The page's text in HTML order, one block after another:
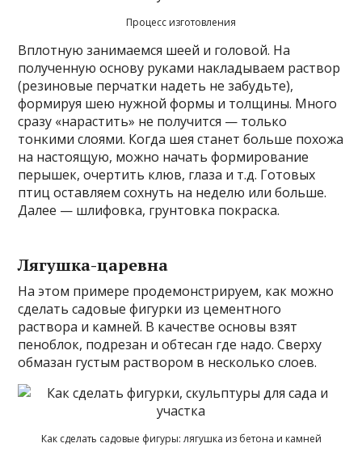
Процесс изготовления
Вплотную занимаемся шеей и головой. На
полученную основу руками накладываем раствор
(резиновые перчатки надеть не забудьте),
формируя шею нужной формы и толщины. Много
сразу «нарастить» не получится — только
тонкими слоями. Когда шея станет больше похожа
на настоящую, можно начать формирование
перышек, очертить клюв, глаза и т.д. Готовых
птиц оставляем сохнуть на неделю или больше.
Далее — шлифовка, грунтовка покраска.
Лягушка-царевна
На этом примере продемонстрируем, как можно
сделать садовые фигурки из цементного
раствора и камней. В качестве основы взят
пеноблок, подрезан и обтесан где надо. Сверху
обмазан густым раствором в несколько слоев.
Как сделать садовые фигуры: лягушка из бетона и камней